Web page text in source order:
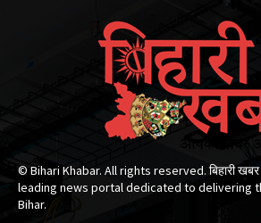
© Bihari Khabar. All rights reserved. बिहारी
leading news portal dedicated to delivering
Bihar.